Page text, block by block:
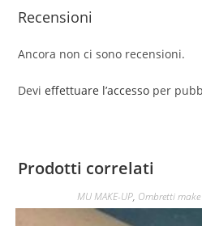
Recensioni
Ancora non ci sono recensioni.
Devieffettuare l’accesso per
Prodotti correlati
MU MAKE-UP, Ombretti